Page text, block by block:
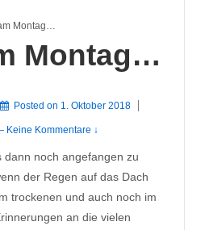
Montag…
Montag…
Posted on 1. Oktober 2018
Keine Kommentare ↓
dann noch angefangen zu
der Regen auf das Dach
trockenen und auch noch im
an die vielen